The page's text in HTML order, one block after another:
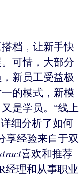
档，让新手快
可惜，大部分
新员工受益极
的模式，新模
是学员。“线上
细分析了如何
享经验来自于双
喜欢和推荐
经理和从事职业